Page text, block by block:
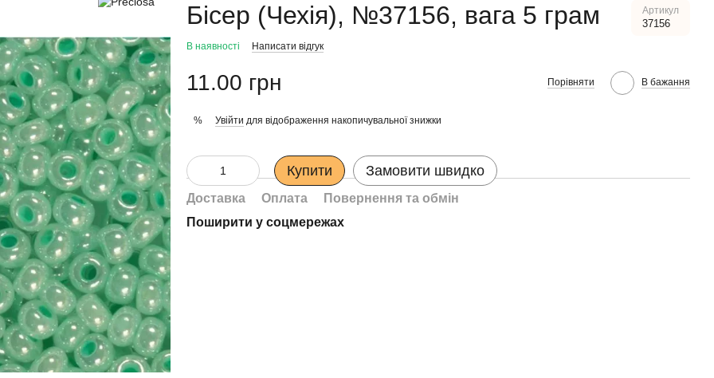
Бісер (Чехія), №37156, вага 5 грам Артикул
37156
В наявності Написати відгук
11.00 грн Порівняти В бажання
% Увійти для відображення накопичувальної знижки
Купити Замовити швидко
Доставка Оплата
Повернення та обмін
Поширити у соцмережах